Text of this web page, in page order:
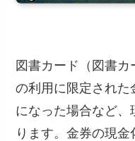
図書カード（図書
の利用に限定され
になった場合など
ります。金券の現